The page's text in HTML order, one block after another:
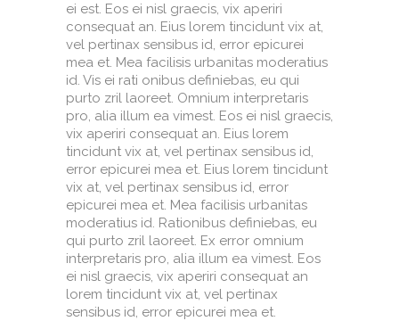
ei est. Eos ei nisl graecis, vix aperiri
consequat an. Eius lorem tincidunt vix at,
vel pertinax sensibus id, error epicurei
mea et. Mea facilisis urbanitas moderatius
id. Vis ei rati onibus definiebas, eu qui
purto zril laoreet. Omnium interpretaris
pro, alia illum ea vimest. Eos ei nisl graecis,
vix aperiri consequat an. Eius lorem
tincidunt vix at, vel pertinax sensibus id,
error epicurei mea et. Eius lorem tincidunt
vix at, vel pertinax sensibus id, error
epicurei mea et. Mea facilisis urbanitas
moderatius id. Rationibus definiebas, eu
qui purto zril laoreet. Ex error omnium
interpretaris pro, alia illum ea vimest. Eos
ei nisl graecis, vix aperiri consequat an
lorem tincidunt vix at, vel pertinax
sensibus id, error epicurei mea et.